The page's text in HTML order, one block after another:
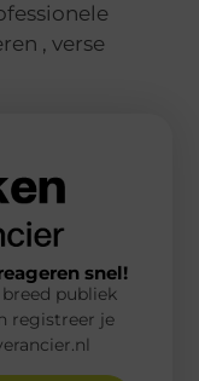
,verse
snel!
publiek
registreer je